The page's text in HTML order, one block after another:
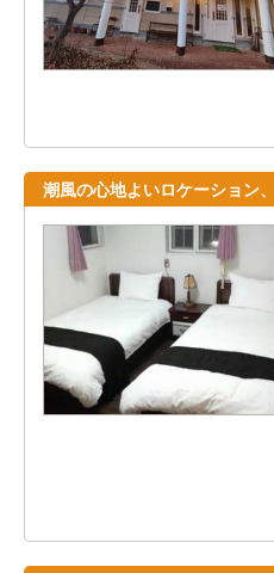
潮風の心地よいロケーション